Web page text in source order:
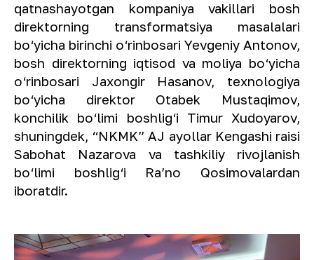
qatnashayotgan kompaniya vakillari bosh
direktorning transformatsiya masalalari
bo‘yicha birinchi o‘rinbosari Yevgeniy Antonov,
bosh direktorning iqtisod va moliya bo‘yicha
o‘rinbosari Jaxongir Hasanov, texnologiya
bo‘yicha direktor Otabek Mustaqimov,
konchilik bo‘limi boshlig‘i Timur Xudoyarov,
shuningdek, “NKMK” AJ ayollar Kengashi raisi
Sabohat Nazarova va tashkiliy rivojlanish
bo‘limi boshlig‘i Raʼno Qosimovalardan
iboratdir.